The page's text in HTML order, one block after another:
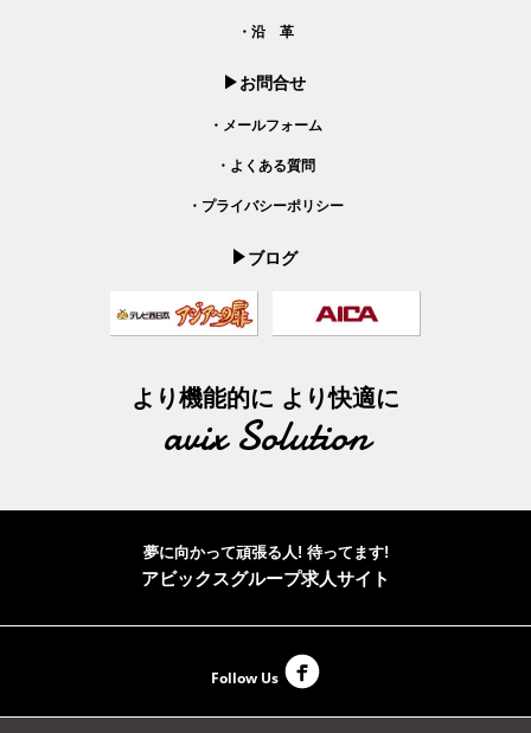
・沿 革
お問合せ
・メールフォーム
・よくある質問
・プライバシーポリシー
ブログ
より機能的に より快適に
avix Solution
夢に向かって頑張る人! 待ってます!
アビックスグループ求人サイト
Follow Us